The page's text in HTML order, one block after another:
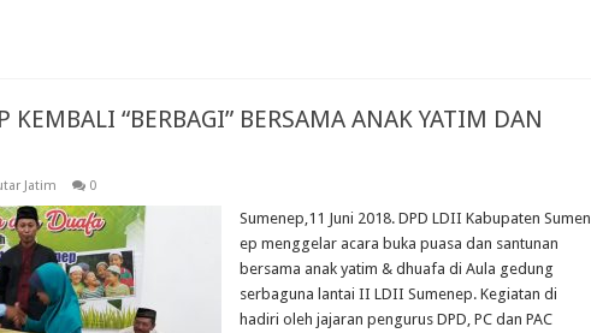
KEMBALI “BERBAGI” BERSAMA ANAK YATIM DAN
Jatim 0
Sumenep,11 Juni 2018. DPD LDII Kabupaten Sumen
ep menggelar acara buka puasa dan santunan
bersama anak yatim & dhuafa di Aula gedung
serbaguna lantai II LDII Sumenep. Kegiatan di
hadiri oleh jajaran pengurus DPD, PC dan PAC